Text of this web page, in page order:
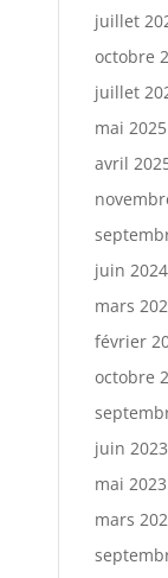
juillet
octobre
juillet
mai 2025
avril
juin 2024
mars
février
octobre
juin 2023
mai 2023
mars